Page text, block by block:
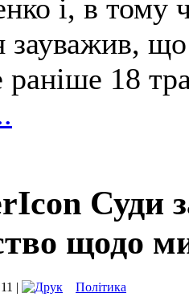
і, в тому
зауважив,
раніше 18
Суди
щодо
| Політика